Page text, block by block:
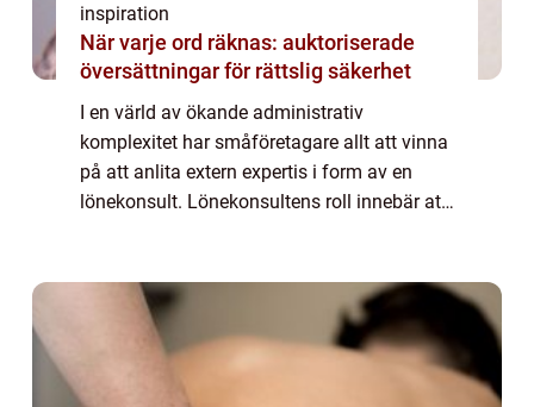
inspiration
När varje ord räknas: auktoriserade
översättningar för rättslig säkerhet
I en värld av ökande administrativ
komplexitet har småföretagare allt att vinna
på att anlita extern expertis i form av en
lönekonsult. Lönekonsultens roll innebär att